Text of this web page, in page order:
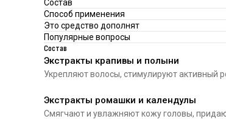
Состав
Способ применения
Это средство дополнят
Популярные вопросы
Состав
Экстракты крапивы и полыни
Укрепляют волосы, стимулируют активный
Экстракты ромашки и календулы
Смягчают и увлажняют кожу головы,